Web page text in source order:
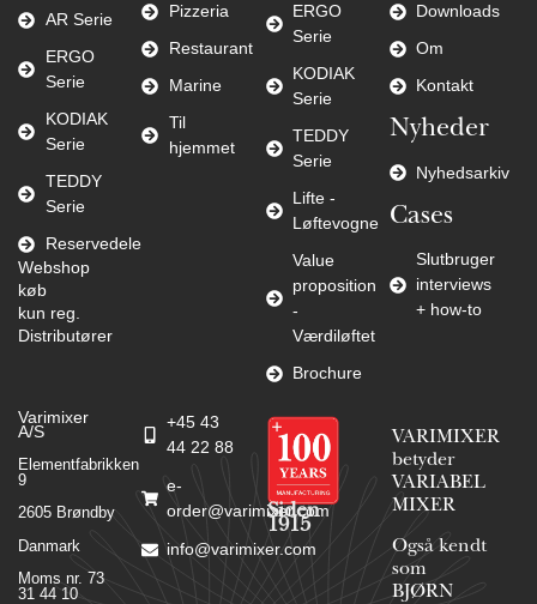
AR Serie
ERGO
Serie
KODIAK
Serie
TEDDY
Serie
Reservedele
Webshop
køb
kun reg.
Distributører
Pizzeria
Restaurant
Marine
Til
hjemmet
ERGO
Serie
KODIAK
Serie
TEDDY
Serie
Lifte -
Løftevogne
Value
proposition
-
Værdiløftet
Brochure
Downloads
Om
Kontakt
Nyheder
Nyhedsarkiv
Cases
Slutbruger
interviews
+ how-to
Varimixer
A/S
Elementfabrikken
9
2605 Brøndby
Danmark
Moms nr. 73
31 44 10
+45 43
44 22 88
e-
order@varimixer.com
info@varimixer.com
Siden
1915
VARIMIXER
betyder
VARIABEL
MIXER
Også kendt
som
BJØRN